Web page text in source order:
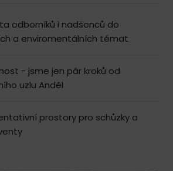
odborníků i nadšenců do
a enviromentálních témat
- jsme jen pár kroků od
uzlu Anděl
prostory pro schůzky a